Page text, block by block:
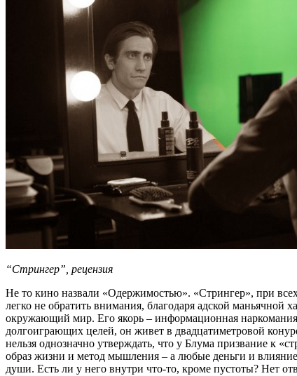
“Стрингер”, рецензия
Не то кино назвали «Одержимостью». «Стрингер», при
легко не обратить внимания, благодаря адской маньячной
окружающий мир. Его якорь – информационная наркомания,
долгоиграющих целей, он живет в двадцатиметровой
нельзя однозначно утверждать, что у Блума призвание к
образ жизни и метод мышления – а любые деньги и
души. Есть ли у него внутри что-то, кроме пустоты? Нет